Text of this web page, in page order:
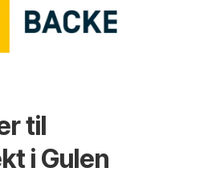
til
i Gulen